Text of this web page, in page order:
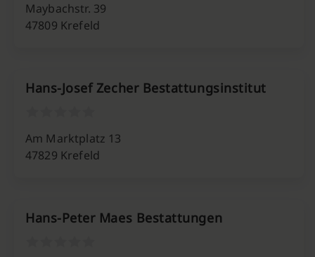
Maybachstr. 39
47809 Krefeld
Hans-Josef Zecher Bestattungsinstitut
Am Marktplatz 13
47829 Krefeld
Hans-Peter Maes Bestattungen